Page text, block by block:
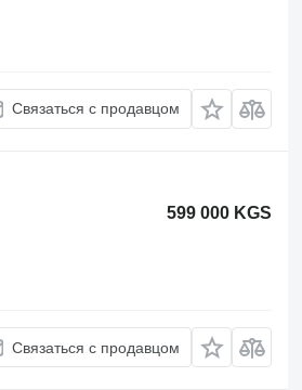
Связаться с продавцом
599 000 KGS
Связаться с продавцом